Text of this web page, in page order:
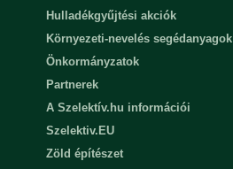
Hulladékgyűjtési akciók
Környezeti-nevelés segédanyagok
Önkormányzatok
Partnerek
A Szelektív.hu információi
Szelektiv.EU
Zöld építészet